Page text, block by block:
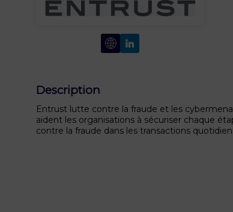
Description
Entrust lutte contre la fraude et les
aident les organisations à sécuriser chaque
contre la fraude dans les transactions